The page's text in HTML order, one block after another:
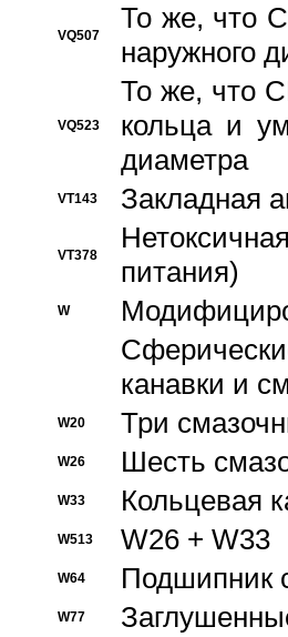
VQ507
То же, что
наружного
VQ523
То же, что
кольца и
диаметра
VT143 Закладная
VT378
питания)
W
канавки и
W20 Три
W26 Шесть
W33 Кольцевая
W513 W26 + W33
W64 Подшипник
W77